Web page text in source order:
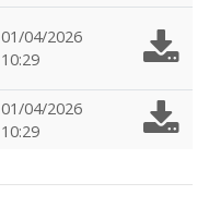
01/04/2026
10:29
01/04/2026
10:29